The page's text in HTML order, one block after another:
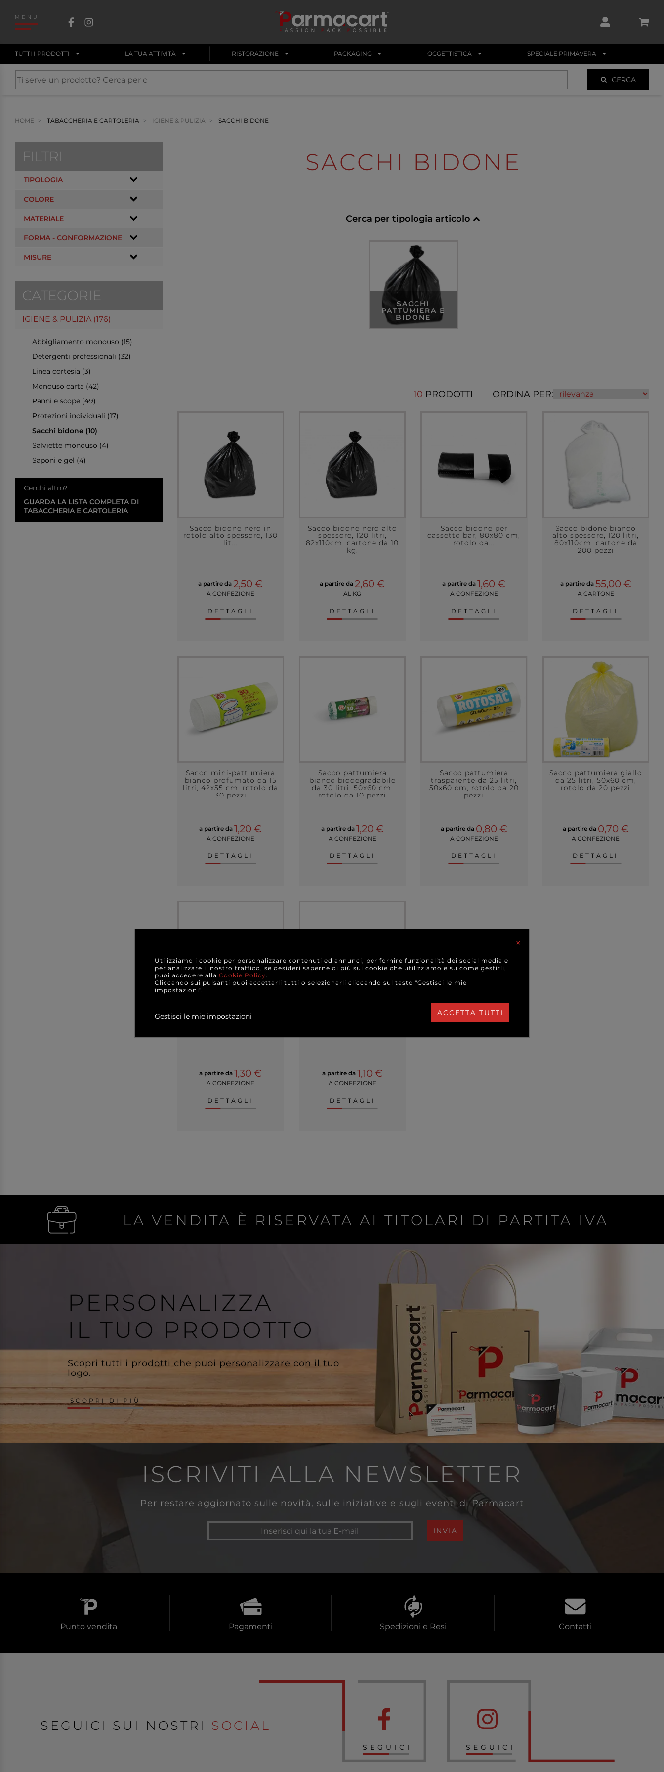
MENU
TUTTI I PRODOTTI LA TUA ATTIVITÀ RISTORAZIONE PACKAGING OGGETTISTICA SPECIALE PRIMAVERA
CERCA
HOME TABACCHERIA E CARTOLERIA IGIENE & PULIZIA SACCHI BIDONE
FILTRI
TIPOLOGIA
COLORE
MATERIALE
FORMA - CONFORMAZIONE
MISURE
CATEGORIE
IGIENE & PULIZIA (176)
Abbigliamento monouso (15)
Detergenti professionali (32)
Linea cortesia (3)
Monouso carta (42)
Panni e scope (49)
Protezioni individuali (17)
Sacchi bidone (10)
Salviette monouso (4)
Saponi e gel (4)
Cerchi altro?
GUARDA LA LISTA COMPLETA DI
TABACCHERIA E CARTOLERIA
SACCHI BIDONE
Cerca per tipologia articolo
SACCHI
PATTUMIERA E
BIDONE
10 PRODOTTI ORDINA PER:
Sacco bidone nero in
rotolo alto spessore, 130
lit...
a partire da2,50 €
A CONFEZIONE
DETTAGLI
Sacco bidone nero alto
spessore, 120 litri,
82x110cm, cartone da 10
kg.
a partire da2,60 €
AL KG
DETTAGLI
Sacco bidone per
cassetto bar, 80x80 cm,
rotolo da...
a partire da 1,60 €
A CONFEZIONE
DETTAGLI
Sacco bidone bianco
alto spessore, 120 litri,
80x110cm, cartone da
200 pezzi
a partire da 55,00 €
A CARTONE
DETTAGLI
Sacco mini-pattumiera
bianco profumato da 15
litri, 42x55 cm, rotolo da
30 pezzi
a partire da 1,20 €
A CONFEZIONE
DETTAGLI
Sacco pattumiera
bianco biodegradabile
da 30 litri, 50x60 cm,
rotolo da 10 pezzi
a partire da 1,20 €
A CONFEZIONE
DETTAGLI
Sacco pattumiera
trasparente da 25 litri,
50x60 cm, rotolo da 20
pezzi
a partire da 0,80 €
A CONFEZIONE
DETTAGLI
Sacco pattumiera giallo
da 25 litri, 50x60 cm,
rotolo da 20 pezzi
a partire da 0,70 €
A CONFEZIONE
DETTAGLI
Sacco pattumiera nero
a partire da 1,30 €
A CONFEZIONE
DETTAGLI
a partire da 1,10 €
A CONFEZIONE
DETTAGLI
LA VENDITA È RISERVATA AI TITOLARI DI PARTITA IVA
PERSONALIZZA
IL TUO PRODOTTO
Scopri tutti i prodotti che puoi personalizzare con il tuo
logo.
SCOPRI DI PIÙ
ISCRIVITI ALLA NEWSLETTER
Per restare aggiornato sulle novità, sulle iniziative e sugli eventi di Parmacart
INVIA
Punto vendita Pagamenti Spedizioni e Resi Contatti
SEGUICI SUI NOSTRI SOCIAL
SEGUICI SEGUICI
×
Utilizziamo i cookie per personalizzare contenuti ed annunci, per fornire funzionalità dei social media e
per analizzare il nostro traffico, se desideri saperne di più sui cookie che utilizziamo e su come gestirli,
puoi accedere alla Cookie Policy.
Cliccando sui pulsanti puoi accettarli tutti o selezionarli cliccando sul tasto "Gestisci le mie
impostazioni".
Gestisci le mie impostazioni ACCETTA TUTTI